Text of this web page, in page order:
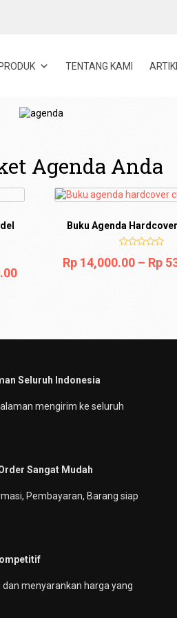
PRODUK TENTANG KAMI
Agenda Anda
Buku Agenda
Rp14,000.00 – Rp
Seluruh Indonesia
mengirim ke seluruh
Sangat Mudah
Pembayaran, Barang siap
menyarankan harga yang